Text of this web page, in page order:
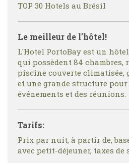
TOP 30 Hotels au Brésil
Le meilleur de l'hôtel!
L'Hotel PortoBay est un
qui possèdent 84 chambres,
piscine couverte climatisée,
et une grande structure pour
événements et des réunions.
Tarifs:
Prix par nuit, à partir de,
avec petit-déjeuner, taxes de